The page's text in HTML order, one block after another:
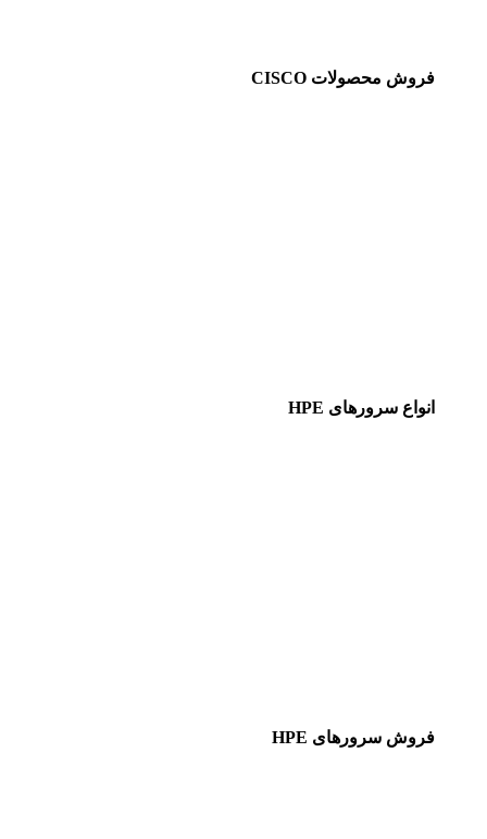
فروش محصولات CISCO
انواع سرورهای HPE
فروش سرورهای HPE